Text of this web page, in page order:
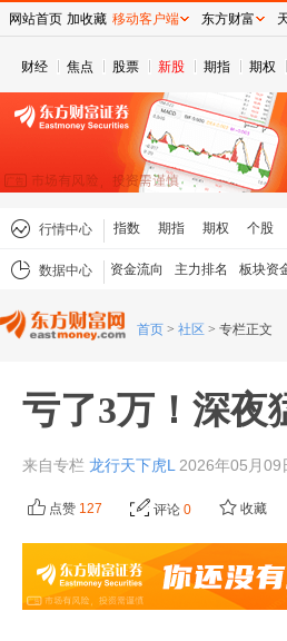
财经 焦点 股票 新股 期指 期权
行情中心 指数 期指 期权 个股
数据中心 资金流向 主力排名 板块资
首页 > 社区 > 专栏正文
亏了3万！深夜
来自专栏 龙行天下虎L 2026年05月09
点赞 127 评论 0 收藏
网站首页 加收藏 移动客户端 东方财富